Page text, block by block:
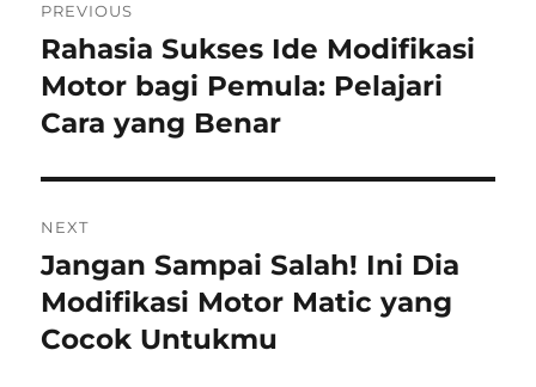
navigation
PREVIOUS
Previous
post:
Rahasia Sukses Ide Modifikasi
Motor bagi Pemula: Pelajari
Cara yang Benar
NEXT
Next
post:
Jangan Sampai Salah! Ini Dia
Modifikasi Motor Matic yang
Cocok Untukmu